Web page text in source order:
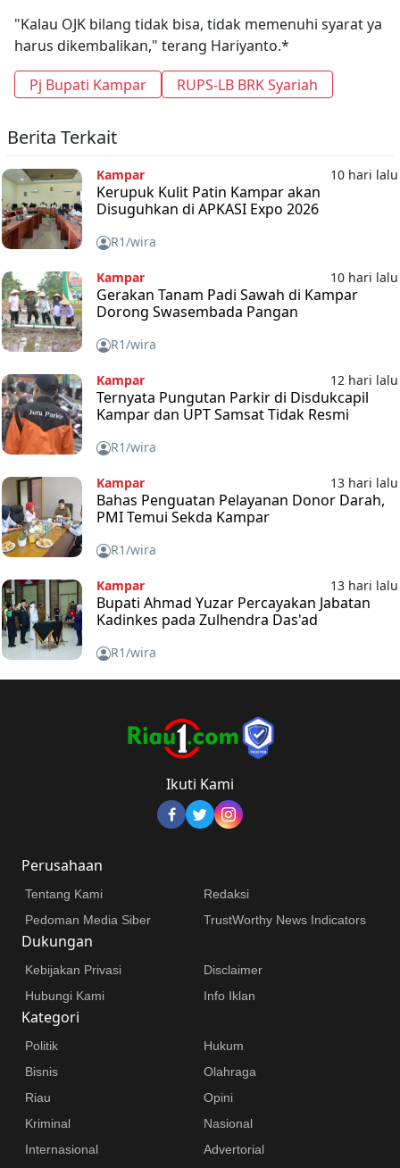
"Kalau OJK bilang tidak bisa, tidak memenuhi syarat ya
harus dikembalikan," terang Hariyanto.*
Pj Bupati Kampar
RUPS-LB BRK Syariah
Berita Terkait
Kampar 10 hari lalu
Kerupuk Kulit Patin Kampar akan
Disuguhkan di APKASI Expo 2026
R1/wira
Kampar 10 hari lalu
Gerakan Tanam Padi Sawah di Kampar
Dorong Swasembada Pangan
R1/wira
Kampar 12 hari lalu
Ternyata Pungutan Parkir di Disdukcapil
Kampar dan UPT Samsat Tidak Resmi
R1/wira
Kampar 13 hari lalu
Bahas Penguatan Pelayanan Donor Darah,
PMI Temui Sekda Kampar
R1/wira
Kampar 13 hari lalu
Bupati Ahmad Yuzar Percayakan Jabatan
Kadinkes pada Zulhendra Das'ad
R1/wira
Ikuti Kami
Perusahaan
Tentang Kami
Redaksi
Pedoman Media Siber
TrustWorthy News Indicators
Dukungan
Kebijakan Privasi
Disclaimer
Hubungi Kami
Info Iklan
Kategori
Politik
Hukum
Bisnis
Olahraga
Riau
Opini
Kriminal
Nasional
Internasional
Advertorial